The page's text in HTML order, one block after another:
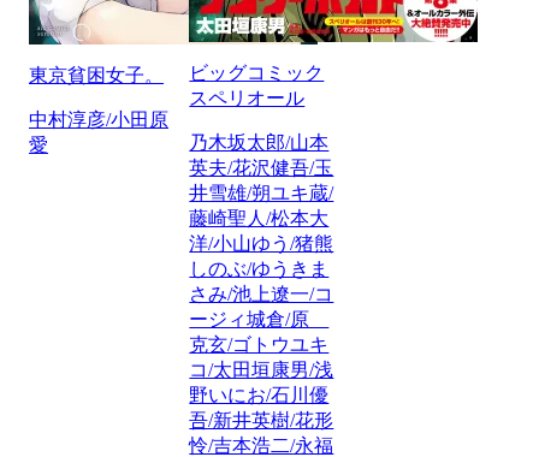
東京貧困女子。
中村淳彦/小田原
愛
ビッグコミック
スペリオール
乃木坂太郎/山本
英夫/花沢健吾/玉
井雪雄/朔ユキ蔵/
藤崎聖人/松本大
洋/小山ゆう/猪熊
しのぶ/ゆうきま
さみ/池上遼一/コ
ージィ城倉/原
克玄/ゴトウユキ
コ/太田垣康男/浅
野いにお/石川優
吾/新井英樹/花形
怜/吉本浩二/永福